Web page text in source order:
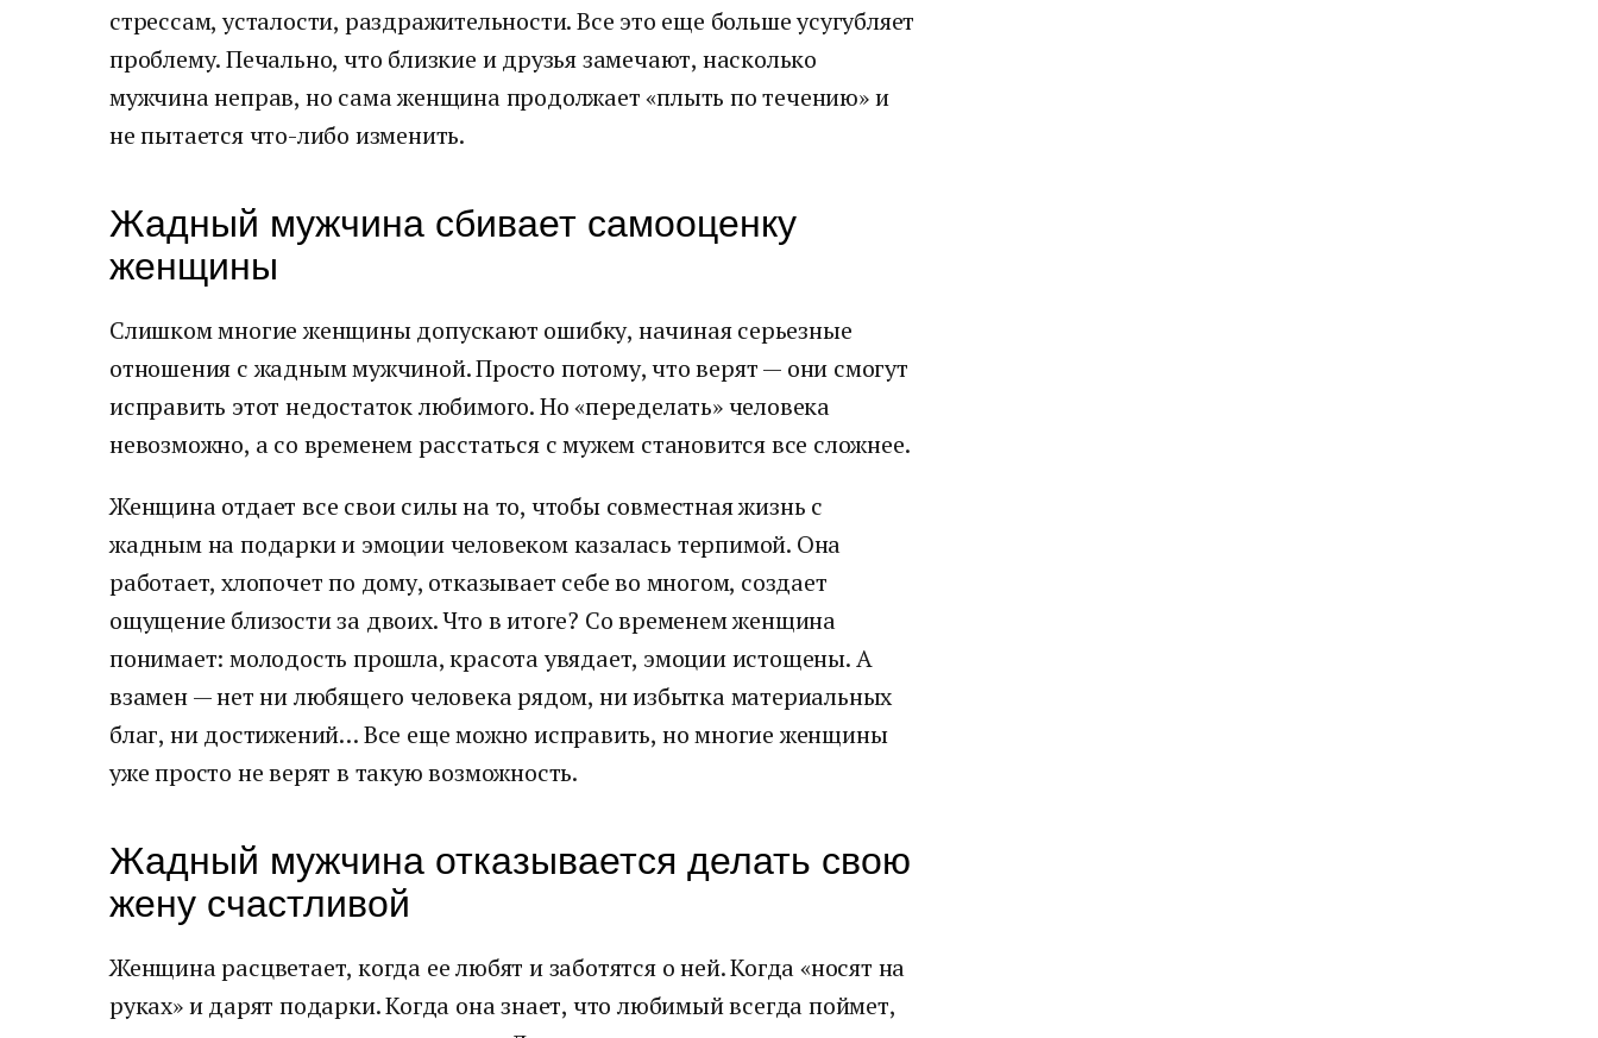
стрессам, усталости, раздражительности. Все это еще больше усугубляет
проблему. Печально, что близкие и друзья замечают, насколько
мужчина неправ, но сама женщина продолжает «плыть по течению» и
не пытается что-либо изменить.
Жадный мужчина сбивает самооценку
женщины
Слишком многие женщины допускают ошибку, начиная серьезные
отношения с жадным мужчиной. Просто потому, что верят — они смогут
исправить этот недостаток любимого. Но «переделать» человека
невозможно, а со временем расстаться с мужем становится все сложнее.
Женщина отдает все свои силы на то, чтобы совместная жизнь с
жадным на подарки и эмоции человеком казалась терпимой. Она
работает, хлопочет по дому, отказывает себе во многом, создает
ощущение близости за двоих. Что в итоге? Со временем женщина
понимает: молодость прошла, красота увядает, эмоции истощены. А
взамен — нет ни любящего человека рядом, ни избытка материальных
благ, ни достижений… Все еще можно исправить, но многие женщины
уже просто не верят в такую возможность.
Жадный мужчина отказывается делать свою
жену счастливой
Женщина расцветает, когда ее любят и заботятся о ней. Когда «носят на
руках» и дарят подарки. Когда она знает, что любимый всегда поймет,